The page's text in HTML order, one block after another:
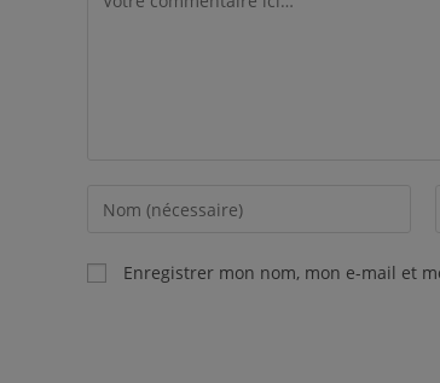
Enregistrer mon nom, mon e-mail et